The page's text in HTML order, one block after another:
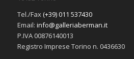
Tel./Fax (+39) 011 537430
Email: info@galleriaberman.it
P.IVA 00876140013
Registro Imprese Torino n. 0436630